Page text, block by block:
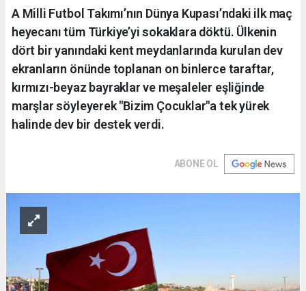
A Milli Futbol Takımı’nın Dünya Kupası’ndaki ilk maç
heyecanı tüm Türkiye’yi sokaklara döktü. Ülkenin
dört bir yanındaki kent meydanlarında kurulan dev
ekranların önünde toplanan on binlerce taraftar,
kırmızı-beyaz bayraklar ve meşaleler eşliğinde
marşlar söyleyerek "Bizim Çocuklar"a tek yürek
halinde dev bir destek verdi.
ABONE OL